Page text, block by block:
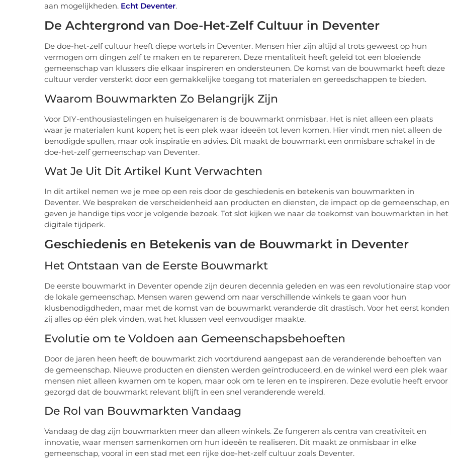
aan mogelijkheden. Echt Deventer.
De Achtergrond van Doe-Het-Zelf Cultuur in Deventer
De doe-het-zelf cultuur heeft diepe wortels in Deventer. Mensen hier zijn altijd al trots geweest op hun
vermogen om dingen zelf te maken en te repareren. Deze mentaliteit heeft geleid tot een bloeiende
gemeenschap van klussers die elkaar inspireren en ondersteunen. De komst van de bouwmarkt heeft deze
cultuur verder versterkt door een gemakkelijke toegang tot materialen en gereedschappen te bieden.
Waarom Bouwmarkten Zo Belangrijk Zijn
Voor DIY-enthousiastelingen en huiseigenaren is de bouwmarkt onmisbaar. Het is niet alleen een plaats
waar je materialen kunt kopen; het is een plek waar ideeën tot leven komen. Hier vindt men niet alleen de
benodigde spullen, maar ook inspiratie en advies. Dit maakt de bouwmarkt een onmisbare schakel in de
doe-het-zelf gemeenschap van Deventer.
Wat Je Uit Dit Artikel Kunt Verwachten
In dit artikel nemen we je mee op een reis door de geschiedenis en betekenis van bouwmarkten in
Deventer. We bespreken de verscheidenheid aan producten en diensten, de impact op de gemeenschap, en
geven je handige tips voor je volgende bezoek. Tot slot kijken we naar de toekomst van bouwmarkten in het
digitale tijdperk.
Geschiedenis en Betekenis van de Bouwmarkt in Deventer
Het Ontstaan van de Eerste Bouwmarkt
De eerste bouwmarkt in Deventer opende zijn deuren decennia geleden en was een revolutionaire stap voor
de lokale gemeenschap. Mensen waren gewend om naar verschillende winkels te gaan voor hun
klusbenodigdheden, maar met de komst van de bouwmarkt veranderde dit drastisch. Voor het eerst konden
zij alles op één plek vinden, wat het klussen veel eenvoudiger maakte.
Evolutie om te Voldoen aan Gemeenschapsbehoeften
Door de jaren heen heeft de bouwmarkt zich voortdurend aangepast aan de veranderende behoeften van
de gemeenschap. Nieuwe producten en diensten werden geïntroduceerd, en de winkel werd een plek waar
mensen niet alleen kwamen om te kopen, maar ook om te leren en te inspireren. Deze evolutie heeft ervoor
gezorgd dat de bouwmarkt relevant blijft in een snel veranderende wereld.
De Rol van Bouwmarkten Vandaag
Vandaag de dag zijn bouwmarkten meer dan alleen winkels. Ze fungeren als centra van creativiteit en
innovatie, waar mensen samenkomen om hun ideeën te realiseren. Dit maakt ze onmisbaar in elke
gemeenschap, vooral in een stad met een rijke doe-het-zelf cultuur zoals Deventer.